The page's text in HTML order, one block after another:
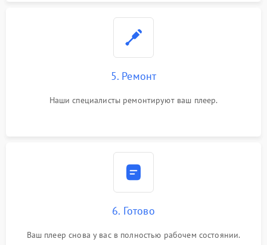
5. Ремонт
Наши специалисты ремонтируют ваш плеер.
6. Готово
Ваш плеер снова у вас в полностью рабочем состоянии.